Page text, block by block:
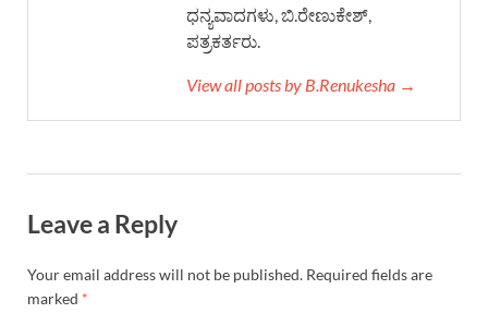
ಧನ್ಯವಾದಗಳು, ಬಿ.ರೇಣುಕೇಶ್,
ಪತ್ರಕರ್ತರು.
View all posts by B.Renukesha →
Leave a Reply
Your email address will not be published. Required fields are
marked *